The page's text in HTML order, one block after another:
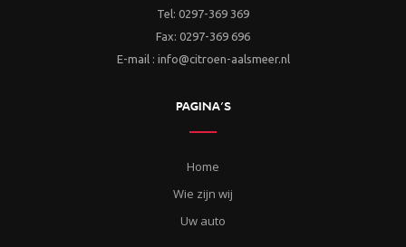
Tel: 0297-369 369
Fax: 0297-369 696
E-mail : info@citroen-aalsmeer.nl
PAGINA’S
Home
Wie zijn wij
Uw auto